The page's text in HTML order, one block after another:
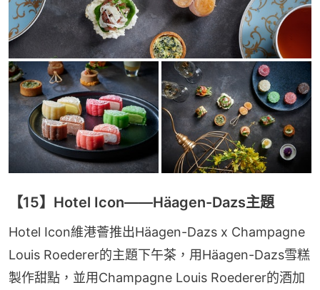
【15】Hotel Icon——Häagen-Dazs主題
Hotel Icon維港薈推出Häagen-Dazs x Champagne
Louis Roederer的主題下午茶，用Häagen-Dazs雪糕
製作甜點，並用Champagne Louis Roederer的酒加